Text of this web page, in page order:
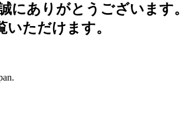
にありがとうございます。
ただけます。